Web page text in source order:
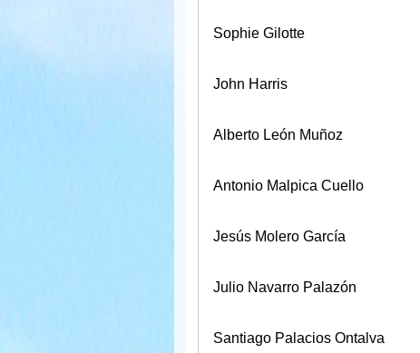
Sophie Gilotte
John Harris
Alberto León Muñoz
Antonio Malpica Cuello
Jesús Molero García
Julio Navarro Palazón
Santiago Palacios Ontalva